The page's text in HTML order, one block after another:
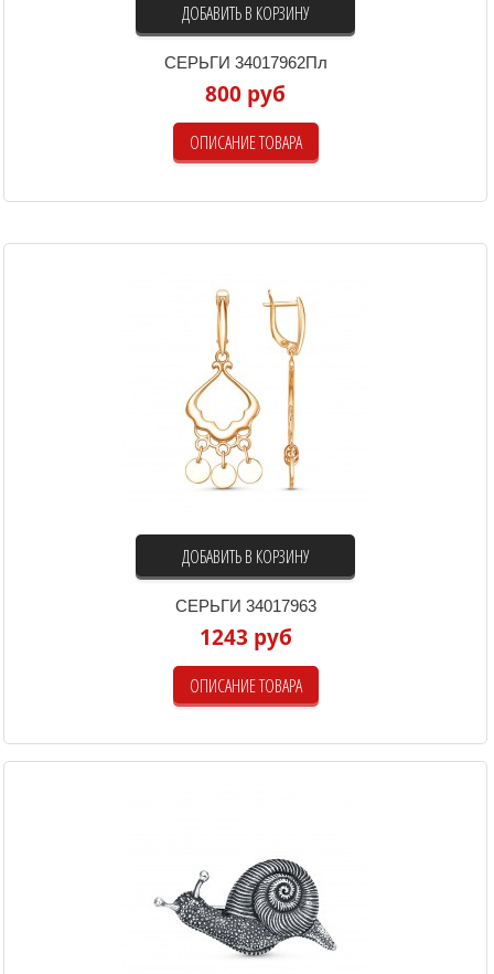
ДОБАВИТЬ В КОРЗИНУ
СЕРЬГИ 34017962Пл
800 руб
ОПИСАНИЕ ТОВАРА
ДОБАВИТЬ В КОРЗИНУ
СЕРЬГИ 34017963
1243 руб
ОПИСАНИЕ ТОВАРА